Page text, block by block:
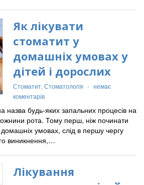
Як лікувати
стоматит у
домашніх умовах у
дітей і дорослих
Стоматит, Стоматологія - немає
коментарів
назва будь-яких запальних процесів на
рота. Тому перш, ніж починати
домашніх умовах, слід в першу чергу
виникнення,…
Лікування